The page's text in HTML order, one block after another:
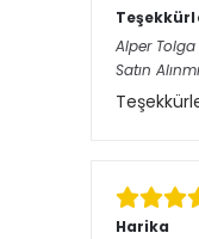
Alper Tolga
Satın
Harika